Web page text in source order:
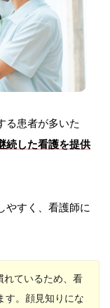
る患者が多いた
続した看護を提供
やすく、看護師に
れているため、看
す。顔見知りにな